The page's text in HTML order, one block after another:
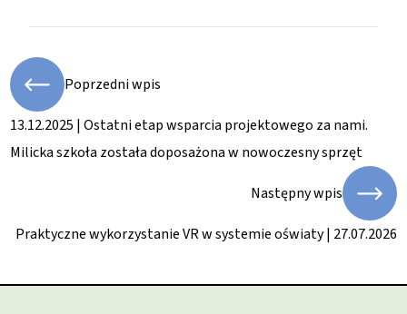
Poprzedni wpis
13.12.2025 | Ostatni etap wsparcia projektowego za nami.
Milicka szkoła została doposażona w nowoczesny sprzęt
Następny wpis
Praktyczne wykorzystanie VR w systemie oświaty | 27.07.2026